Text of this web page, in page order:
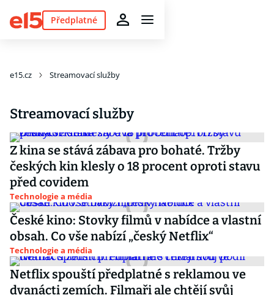
Předplatné
e15.cz Streamovací služby
Streamovací služby
Z kina se stává zábava pro bohaté. Tržby
českých kin klesly o 18 procent oproti stavu
před covidem
Technologie a média
České kino: Stovky filmů v nabídce a vlastní
obsah. Co vše nabízí „český Netflix“
Technologie a média
Netflix spouští předplatné s reklamou ve
dvanácti zemích. Filmaři ale chtějí svůj